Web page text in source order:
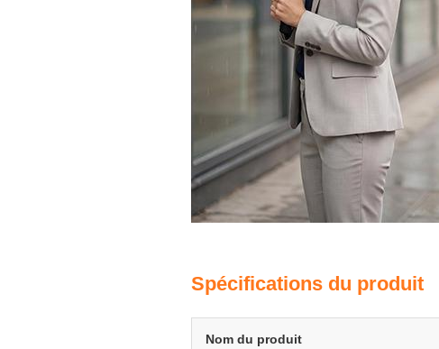
Spécifications du produit
Nom du produit